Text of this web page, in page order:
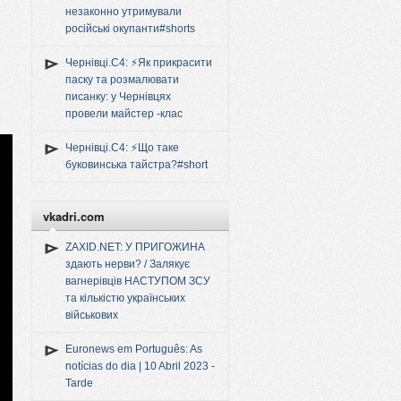
незаконно утримували
російські окупанти#shorts
Чернівці.C4: ⚡️Як прикрасити
паску та розмалювати
писанку: у Чернівцях
провели майстер -клас
Чернівці.C4: ⚡️Що таке
буковинська тайстра?#short
vkadri.com
ZAXID.NET: У ПРИГОЖИНА
здають нерви? / Залякує
вагнерівців НАСТУПОМ ЗСУ
та кількістю українських
військових
Euronews em Português: As
notícias do dia | 10 Abril 2023 -
Tarde